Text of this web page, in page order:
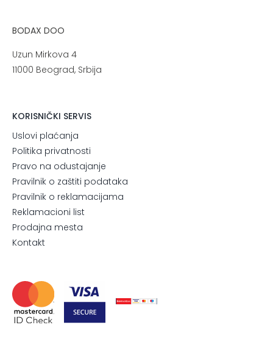
BODAX DOO
Uzun Mirkova 4
11000 Beograd, Srbija
KORISNIČKI SERVIS
Uslovi plaćanja
Politika privatnosti
Pravo na odustajanje
Pravilnik o zaštiti podataka
Pravilnik o reklamacijama
Reklamacioni list
Prodajna mesta
Kontakt